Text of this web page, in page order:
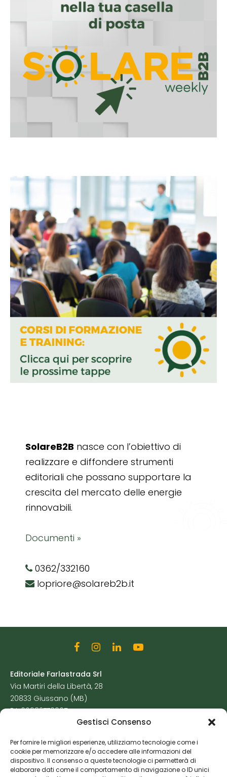
Gestisci Consenso
Per fornire le migliori esperienze, utilizziamo tecnologie come i
cookie per memorizzare e/o accedere alle informazioni del
dispositivo. Il consenso a queste tecnologie ci permetterà di
elaborare dati come il comportamento di navigazione o ID unici
SolareB2B nasce con l’obiettivo di
realizzare e diffondere strumenti
editoriali che possano supportare la
crescita del mercato delle energie
rinnovabili.
Documenti »
0362/332160
lopriore@solareb2b.it
Editoriale Farlastrada Srl
Via Martiri della Libertà, 28
20833 Giussano (MB)
P.I. 06982770965
Cookie Policy
Risorse Aggiuntive